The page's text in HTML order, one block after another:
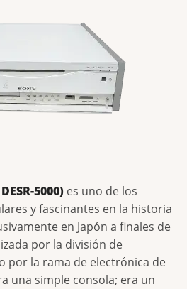
5000) es uno de los
y fascinantes en la historia
en Japón a finales de
por la división de
por la rama de electrónica de
una simple consola; era un